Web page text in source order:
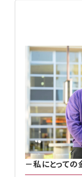
－私にとって